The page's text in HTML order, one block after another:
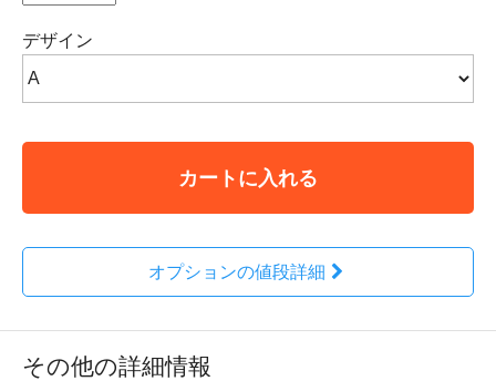
デザイン
カートに入れる
オプションの値段詳細
その他の詳細情報